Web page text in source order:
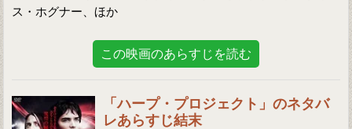
ス・ホグナー、ほか
この映画のあらすじを読む
「ハープ・プロジェクト」のネタバ
レあらすじ結末